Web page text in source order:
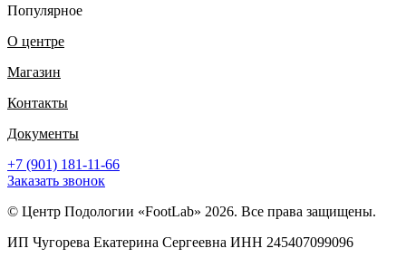
Популярное
О центре
Магазин
Контакты
Документы
+7 (901) 181-11-66
Заказать звонок
© Центр Подологии «FootLab» 2026. Все права защищены.
ИП Чугорева Екатерина Сергеевна ИНН 245407099096